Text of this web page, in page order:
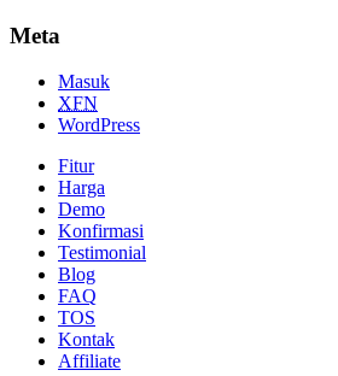
Meta
Masuk
XFN
WordPress
Fitur
Harga
Demo
Konfirmasi
Testimonial
Blog
FAQ
TOS
Kontak
Affiliate